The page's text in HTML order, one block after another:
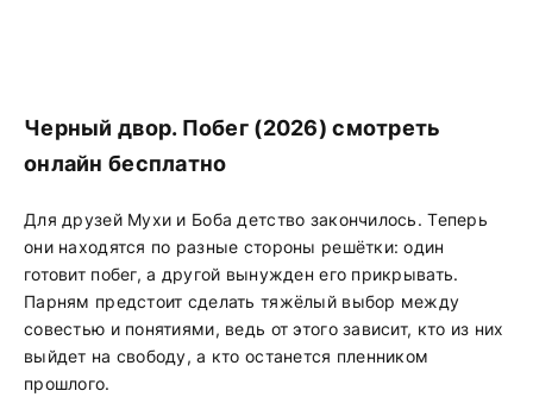
Черный двор. Побег (2026) смотреть
онлайн бесплатно
Для друзей Мухи и Боба детство закончилось. Теперь
они находятся по разные стороны решётки: один
готовит побег, а другой вынужден его прикрывать.
Парням предстоит сделать тяжёлый выбор между
совестью и понятиями, ведь от этого зависит, кто из них
выйдет на свободу, а кто останется пленником
прошлого.